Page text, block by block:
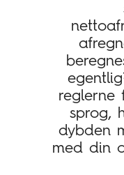
reglerne
sprog,
dybden
med din